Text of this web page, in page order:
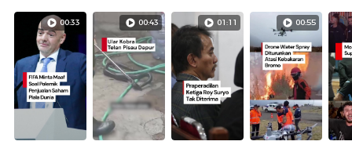
00:33 00:43 01:11 00:55